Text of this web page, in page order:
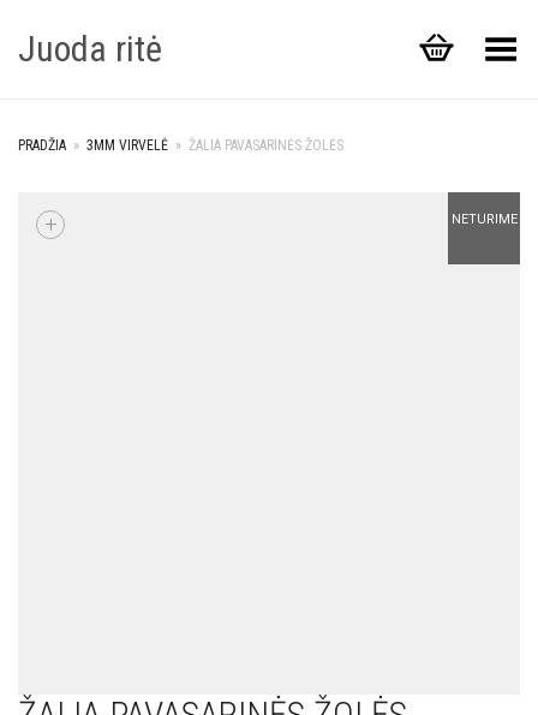
Juoda ritė Toggle Menu
PRADŽIA » 3MM VIRVELĖ » ŽALIA PAVASARINĖS ŽOLĖS
NETURIME
+